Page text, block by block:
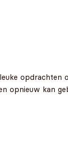
opdrachten
opnieuw kan